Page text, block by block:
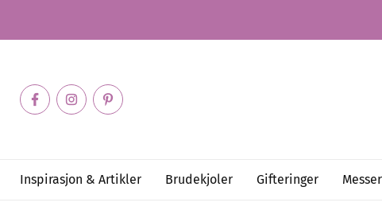
Inspirasjon & Artikler Brudekjoler Gifteringer